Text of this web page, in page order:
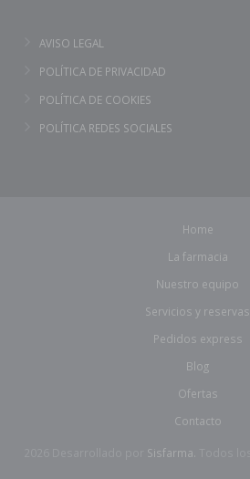
AVISO LEGAL
POLÍTICA DE PRIVACIDAD
POLÍTICA DE COOKIES
POLÍTICA REDES SOCIALES
Home
La farmacia
Nuestro equipo
Servicios y reservas
Pedidos express
Blog
Ofertas
Contacto
Sisfarma.